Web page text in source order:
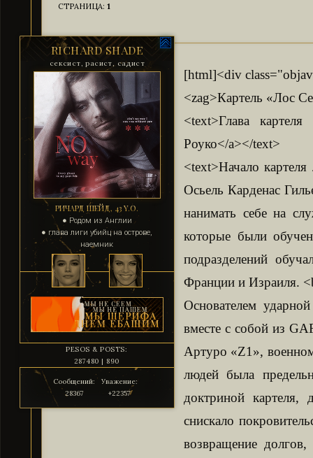
СТРАНИЦА: 1
RICHARD SHADE
сексист, расист, садист
РИЧАРД ШЕЙД, 43 Y.O.
● Родом из Англии
● глава лиги убийц на острове,
наемник
PESOS & POSTS:
287480 | 890
Сообщений:
28367
Уважение:
+22357
[html]<div
<zag>Картель «Лос
<text>Глава картеля
Роуко</a></text>
<text>Начало
Осьель Карденас
нанимать себе на
которые были
подразделений
Франции и Израиля.
Основателем
вместе с собой из
Артуро «Z1»,
людей была
доктриной картеля,
снискало
возвращение долгов,